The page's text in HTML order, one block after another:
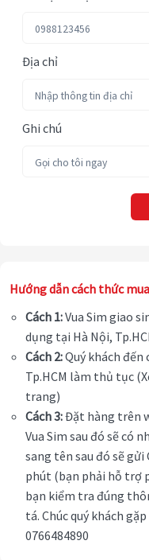
Địa chỉ
Ghi chú
Hướng dẫn cách thức
Cách 1:Vua Sim giao
dụng tại Hà Nội,
Cách 2:Quý khách đến
Tp.HCM làm thủ tục
trang)
Cách 3:Đặt hàng trên
Vua Sim sau đó sẽ có
sang tên sau đó sẽ gửi
phút (bạn phải hỗ trợ
bạn kiểm tra đúng
tá. Chúc quý khách
0766484890